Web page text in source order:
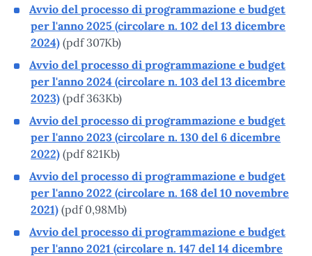
Avvio del processo di programmazione e budget
per l'anno 2025 (circolare n. 102 del 13 dicembre
2024) (pdf 307Kb)
Avvio del processo di programmazione e budget
per l'anno 2024 (circolare n. 103 del 13 dicembre
2023) (pdf 363Kb)
Avvio del processo di programmazione e budget
per l'anno 2023 (circolare n. 130 del 6 dicembre
2022) (pdf 821Kb)
Avvio del processo di programmazione e budget
per l'anno 2022 (circolare n. 168 del 10 novembre
2021) (pdf 0,98Mb)
Avvio del processo di programmazione e budget
per l'anno 2021 (circolare n. 147 del 14 dicembre